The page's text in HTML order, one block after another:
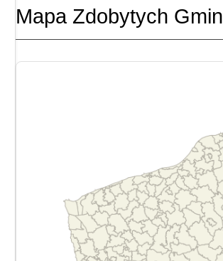
Mapa Zdobytych Gmin